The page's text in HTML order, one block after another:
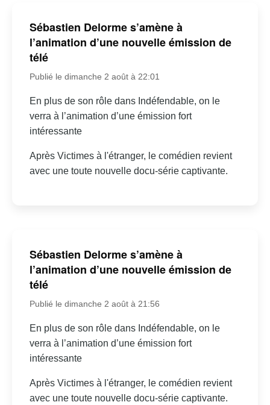
Sébastien Delorme s’amène à
l’animation d’une nouvelle émission de
télé
Publié le dimanche 2 août à 22:01
En plus de son rôle dans Indéfendable, on le
verra à l’animation d’une émission fort
intéressante
Après Victimes à l'étranger, le comédien revient
avec une toute nouvelle docu-série captivante.
Sébastien Delorme s’amène à
l’animation d’une nouvelle émission de
télé
Publié le dimanche 2 août à 21:56
En plus de son rôle dans Indéfendable, on le
verra à l’animation d’une émission fort
intéressante
Après Victimes à l'étranger, le comédien revient
avec une toute nouvelle docu-série captivante.